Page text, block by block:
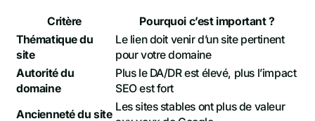
Critère
Pourquoi c’est important ?
Thématique du
site
Le lien doit venir d’un site pertinent
pour votre domaine
Autorité du
domaine
Plus le DA/DR est élevé, plus l’impact
SEO est fort
Ancienneté du site
Les sites stables ont plus de valeur